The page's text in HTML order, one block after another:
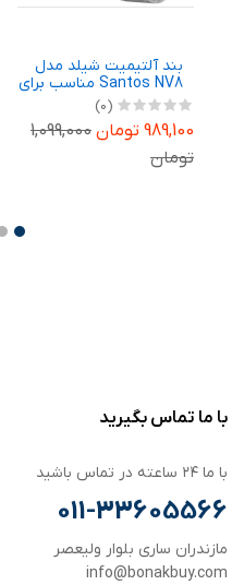
بند آلتیمیت شیلد مدل
Santos NV8 مناسب برای
ساعت هوشمند
سامسونگ Galaxy Watch
8 40mm
(0)
989,100 تومان
1,099,000
تومان
با ما تماس بگیرید
با ما ۲۴ ساعته در تماس باشید
011-33605566
مازندران ساری بلوار ولیعصر
info@bonakbuy.com